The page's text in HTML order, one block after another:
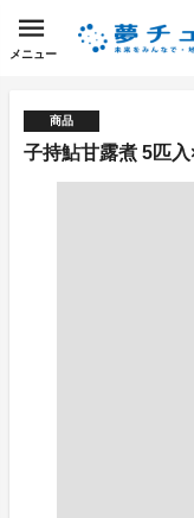
メニュー
商品
子持鮎甘露煮 5匹